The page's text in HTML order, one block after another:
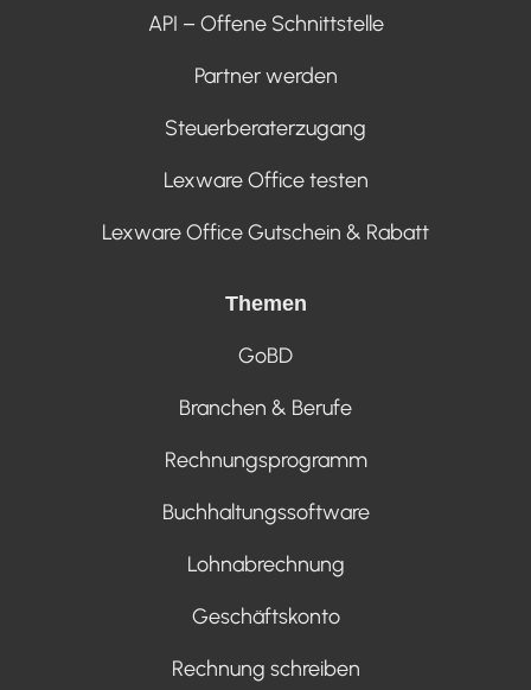
API – Offene Schnittstelle
Partner werden
Steuerberaterzugang
Lexware Office testen
Lexware Office Gutschein & Rabatt
Themen
GoBD
Branchen & Berufe
Rechnungsprogramm
Buchhaltungssoftware
Lohnabrechnung
Geschäftskonto
Rechnung schreiben